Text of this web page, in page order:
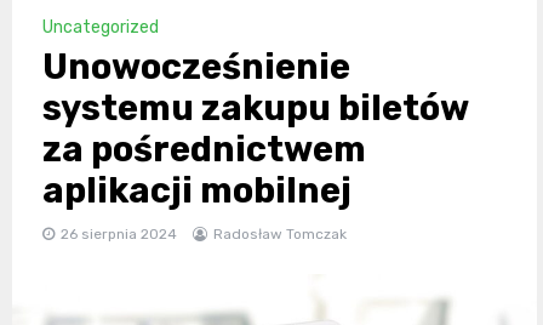
Uncategorized
Unowocześnienie
systemu zakupu biletów
za pośrednictwem
aplikacji mobilnej
26 sierpnia 2024 Radosław Tomczak